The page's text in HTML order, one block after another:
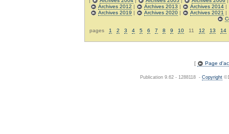
Archives 2012 | Archives 2013 | Archives 2014|
Archives 2019 | Archives 2020| Archives 2021 |
pages 1 2 3 4 5 6 7 8 9 1011 12 13 14
[ Page
Publication 9.62 - 1288118 - Copyright